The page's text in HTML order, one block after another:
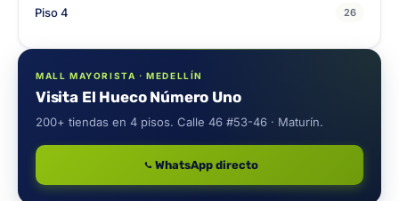
Piso 4 26
MALL MAYORISTA · MEDELLÍN
Visita El Hueco Número Uno
200+ tiendas en 4 pisos. Calle 46 #53-46 · Maturín.
WhatsApp directo